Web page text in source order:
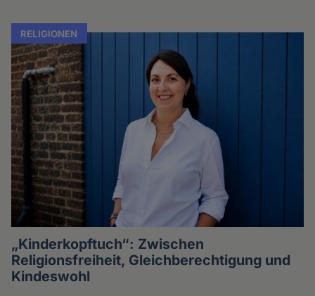
RELIGIONEN
„Kinderkopftuch“: Zwischen
Religionsfreiheit, Gleichberechtigung und
Kindeswohl